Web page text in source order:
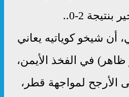
2-0..
أن شيخو كوياتيه يعاني
في الفخذ الأيمن،
الأرجح لمواجهة قطر،